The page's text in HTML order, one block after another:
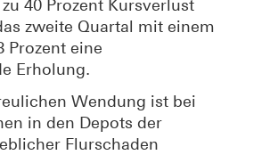
40 Prozent Kursverlust
zweite Quartal mit einem
Prozent eine
Erholung.
Wendung ist bei
in den Depots der
Flurschaden